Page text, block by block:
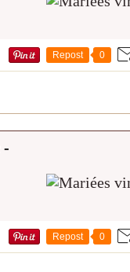
Repost 0
-
Repost 0